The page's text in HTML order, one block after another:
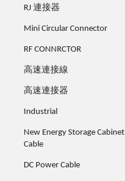
RJ 連接器
Mini Circular Connector
RF CONNRCTOR
高速連接線
高速連接器
Industrial
New Energy Storage Cabinet
Cable
DC Power Cable